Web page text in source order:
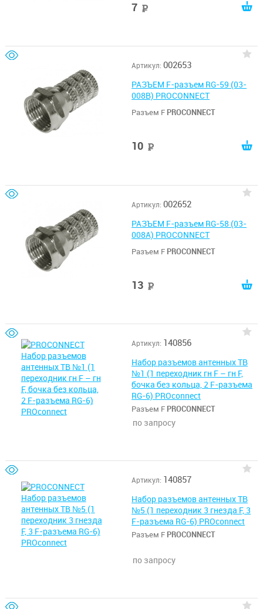
7
Артикул: 002653
РАЗЪЕМ F-разъем RG-59 (03-
008B) PROCONNECT
Разъем F PROCONNECT
10
Артикул: 002652
РАЗЪЕМ F-разъем RG-58 (03-
008A) PROCONNECT
Разъем F PROCONNECT
13
Артикул: 140856
Набор разъемов антенных ТВ
№1 (1 переходник гн F – гн F,
бочка без кольца, 2 F-разъема
RG-6) PROconnect
Разъем F PROCONNECT
по запросу
Артикул: 140857
Набор разъемов антенных ТВ
№5 (1 переходник 3 гнезда F, 3
F-разъема RG-6) PROconnect
Разъем F PROCONNECT
по запросу